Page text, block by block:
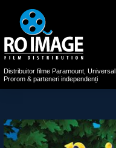
Distribuitor filme Paramount, Universal,
Prorom & parteneri independenți